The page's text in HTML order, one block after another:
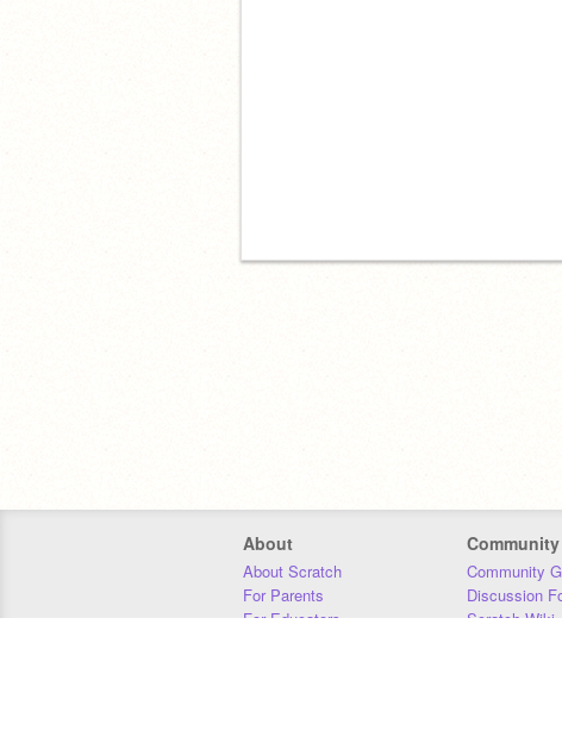
About
About Scratch
For Parents
For Educators
Community
Community
Discussion
Scratch Wiki